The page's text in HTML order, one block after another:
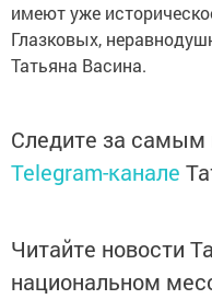
имеют уже
Глазковых,
Татьяна Васина.
Следите за
Telegram-канале
Читайте новости
национальном